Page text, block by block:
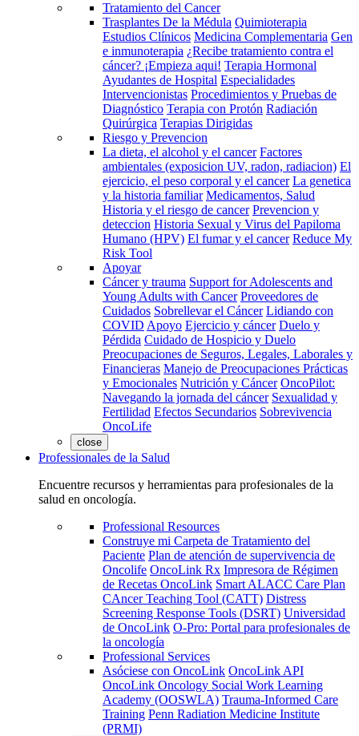
Tratamiento del Cancer
Trasplantes De la Médula Quimioterapia
Estudios Clínicos Medicina Complementaria Gen
e inmunoterapia ¿Recibe tratamiento contra el
cáncer? ¡Empieza aqui! Terapia Hormonal
Ayudantes de Hospital Especialidades
Intervencionistas Procedimientos y Pruebas de
Diagnóstico Terapia con Protón Radiación
Quirúrgica Terapias Dirigidas
Riesgo y Prevencion
La dieta, el alcohol y el cancer Factores
ambientales (exposicion UV, radon, radiacion) El
ejercicio, el peso corporal y el cancer La genetica
y la historia familiar Medicamentos, Salud
Historia y el riesgo de cancer Prevencion y
deteccion Historia Sexual y Virus del Papiloma
Humano (HPV) El fumar y el cancer Reduce My
Risk Tool
Apoyar
Cáncer y trauma Support for Adolescents and
Young Adults with Cancer Proveedores de
Cuidados Sobrellevar el Cáncer Lidiando con
COVID Apoyo Ejercicio y cáncer Duelo y
Pérdida Cuidado de Hospicio y Duelo
Preocupaciones de Seguros, Legales, Laborales y
Financieras Manejo de Preocupaciones Prácticas
y Emocionales Nutrición y Cáncer OncoPilot:
Navegando la jornada del cáncer Sexualidad y
Fertilidad Efectos Secundarios Sobrevivencia
OncoLife
close
Professionales de la Salud
Encuentre recursos y herramientas para profesionales de la
salud en oncología.
Professional Resources
Construye mi Carpeta de Tratamiento del
Paciente Plan de atención de supervivencia de
Oncolife OncoLink Rx Impresora de Régimen
de Recetas OncoLink Smart ALACC Care Plan
CAncer Teaching Tool (CATT) Distress
Screening Response Tools (DSRT) Universidad
de OncoLink O-Pro: Portal para profesionales de
la oncología
Professional Services
Asóciese con OncoLink OncoLink API
OncoLink Oncology Social Work Learning
Academy (OOSWLA) Trauma-Informed Care
Training Penn Radiation Medicine Institute
(PRMI)